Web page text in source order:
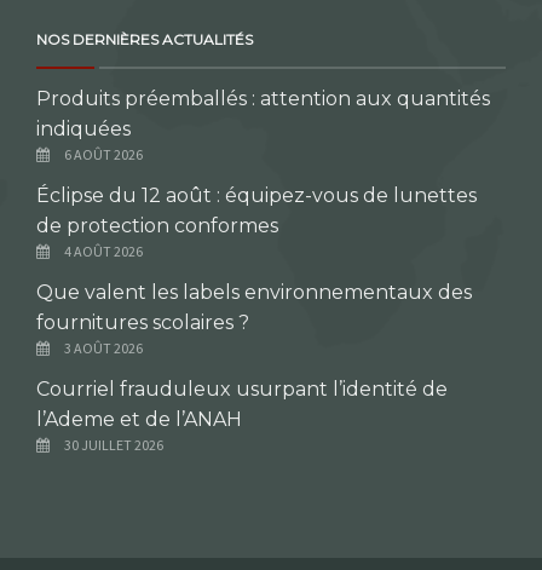
NOS DERNIÈRES ACTUALITÉS
Produits préemballés : attention aux quantités
indiquées
6 AOÛT 2026
Éclipse du 12 août : équipez-vous de lunettes
de protection conformes
4 AOÛT 2026
Que valent les labels environnementaux des
fournitures scolaires ?
3 AOÛT 2026
Courriel frauduleux usurpant l’identité de
l’Ademe et de l’ANAH
30 JUILLET 2026